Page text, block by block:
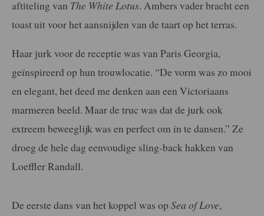
aftiteling van The White Lotus. Ambers vader bracht een
toast uit voor het aansnijden van de taart op het terras.
Haar jurk voor de receptie was van Paris Georgia,
geïnspireerd op hun trouwlocatie. “De vorm was zo mooi
en elegant, het deed me denken aan een Victoriaans
marmeren beeld. Maar de truc was dat de jurk ook
extreem beweeglijk was en perfect om in te dansen.” Ze
droeg de hele dag eenvoudige sling-back hakken van
Loeffler Randall.
De eerste dans van het koppel was op Sea of Love,